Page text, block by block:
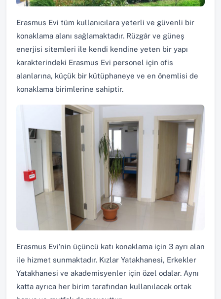
Erasmus Evi tüm kullanıcılara yeterli ve güvenli bir
konaklama alanı sağlamaktadır. Rüzgâr ve güneş
enerjisi sitemleri ile kendi kendine yeten bir yapı
karakterindeki Erasmus Evi personel için ofis
alanlarına, küçük bir kütüphaneye ve en önemlisi de
konaklama birimlerine sahiptir.
Erasmus Evi’nin üçüncü katı konaklama için 3 ayrı alan
ile hizmet sunmaktadır. Kızlar Yatakhanesi, Erkekler
Yatakhanesi ve akademisyenler için özel odalar. Aynı
katta ayrıca her birim tarafından kullanılacak ortak